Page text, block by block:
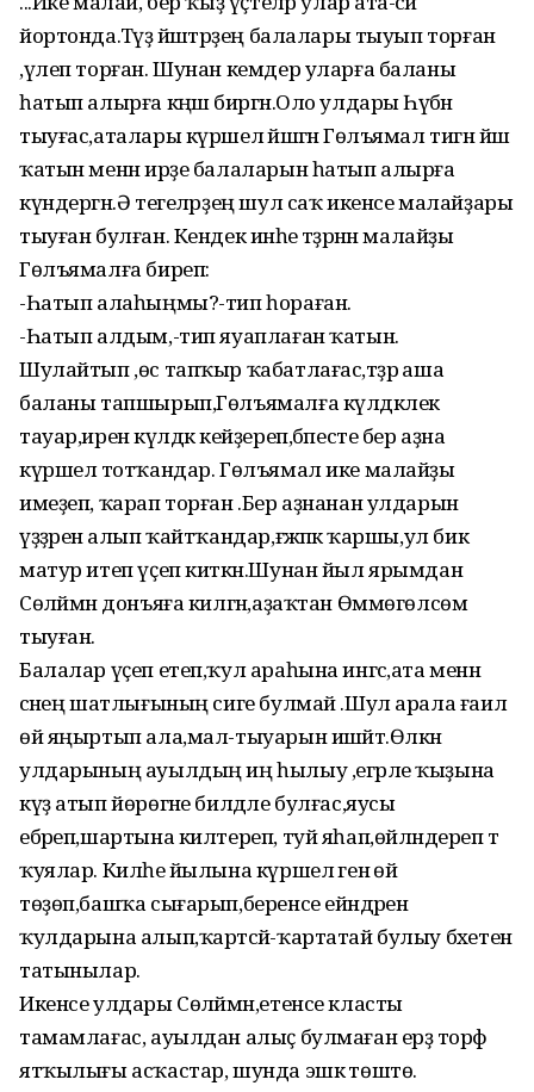
йортонда.Тәүҙә йәштәрҙең балалары тыуып торған
,үлеп торған. Шунан кемдер уларға баланы
һатып алырға кәңәш биргән.Оло улдары Һәүбән
тыуғас,аталары күршелә йәшәгән Гөлъямал тигән йәш
ҡатын менән ирҙе балаларын һатып алырға
күндергән.Ә тегеләрҙең шул саҡ икенсе малайҙары
тыуған булған. Кендек инәһе тәҙрәнән малайҙы
Гөлъямалға биреп:
-Һатып алаһыңмы?-тип һораған.
-Һатып алдым,-тип яуаплаған ҡатын.
Шулайтып ,өс тапҡыр ҡабатлағас,тәҙрә аша
баланы тапшырып,Гөлъямалға күлдәклек
тауар,иренә күлдәк кейҙереп,бәпесте бер аҙна
күршелә тотҡандар. Гөлъямал ике малайҙы
имеҙеп, ҡарап торған .Бер аҙнанан улдарын
үҙҙәренә алып ҡайтҡандар,ғәжәпкә ҡаршы,ул бик
матур итеп үҫеп киткән.Шунан йыл ярымдан
Сөләймән донъяға килгән,аҙаҡтан Өммөгөлсөм
тыуған.
Балалар үҫеп етеп,ҡул араһына ингәс,ата менән
әсәнең шатлығының сиге булмай .Шул арала ғаилә
өй яңыртып ала,мал-тыуарын ишәйтә.Өлкән
улдарының ауылдың иң һылыу ,егәрле ҡыҙына
күҙ атып йөрөгәне билдәле булғас,яусы
ебәреп,шартына килтереп, туй яһап,өйләндереп тә
ҡуялар. Киләһе йылына күршелә генә өй
төҙөп,башҡа сығарып,беренсе ейәндәрен
ҡулдарына алып,ҡартәсәй-ҡартатай булыу бәхетен
татынылар.
Икенсе улдары Сөләймән,етенсе класты
тамамлағас, ауылдан алыҫ булмаған ерҙә торф
ятҡылығы асҡастар, шунда эшкә төштө.